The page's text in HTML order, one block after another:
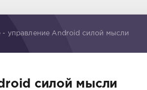
- управление Android силой мысли
силой мысли